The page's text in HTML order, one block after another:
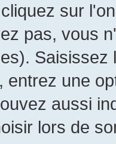
sur
pas, vous
entrez une
aussi
lors de